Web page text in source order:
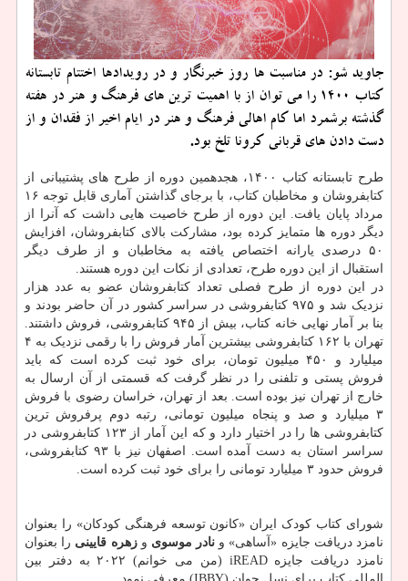
جاوید شو: در مناسبت ها روز خبرنگار و در رویدادها اختتام تابستانه
کتاب 1400 را می توان از با اهمیت ترین های فرهنگ و هنر در هفته
گذشته برشمرد اما کام اهالی فرهنگ و هنر در ایام اخیر از فقدان و از
دست دادن های قربانی کرونا تلخ بود.
طرح تابستانه کتاب ۱۴۰۰، هجدهمین دوره از طرح های پشتیبانی از
کتابفروشان و مخاطبان کتاب، با برجای گذاشتن آماری قابل توجه ۱۶
مرداد پایان یافت. این دوره از طرح خاصیت هایی داشت که آنرا از
دیگر دوره ها متمایز کرده بود، مشارکت بالای کتابفروشان، افزایش
۵۰ درصدی یارانه اختصاص یافته به مخاطبان و از طرف دیگر
استقبال از این دوره طرح، تعدادی از نکات این دوره هستند.
در این دوره از طرح فصلی تعداد کتابفروشان عضو به عدد هزار
نزدیک شد و ۹۷۵ کتابفروشی در سراسر کشور در آن حاضر بودند و
بنا بر آمار نهایی خانه کتاب، بیش از ۹۴۵ کتابفروشی، فروش داشتند.
تهران با ۱۶۲ کتابفروشی بیشترین آمار فروش را با رقمی نزدیک به ۴
میلیارد و ۴۵۰ میلیون تومان، برای خود ثبت کرده است که باید
فروش پستی و تلفنی را در نظر گرفت که قسمتی از آن ارسال به
خارج از تهران نیز بوده است. بعد از تهران، خراسان رضوی با فروش
۳ میلیارد و صد و پنجاه میلیون تومانی، رتبه دوم پرفروش ترین
کتابفروشی ها را در اختیار دارد و که این آمار از ۱۲۳ کتابفروشی در
سراسر استان به دست آمده است. اصفهان نیز با ۹۳ کتابفروشی،
فروش حدود ۳ میلیارد تومانی را برای خود ثبت کرده است.
شورای کتاب کودک ایران «کانون توسعه فرهنگی کودکان» را بعنوان
نامزد دریافت جایزه «آساهی» و نادر موسوی وزهره قایینی را بعنوان
نامزد دریافت جایزه iREAD (من می خوانم) ۲۰۲۲ به دفتر بین
المللی کتاب برای نسل جوان (IBBY) معرفی نمود.